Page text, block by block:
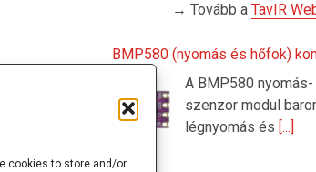
cookies to store and/or
→ Tovább a TavIR
BMP580 (nyomás és hőfok)
A BMP580
szenzor modul
légnyomás és [...]